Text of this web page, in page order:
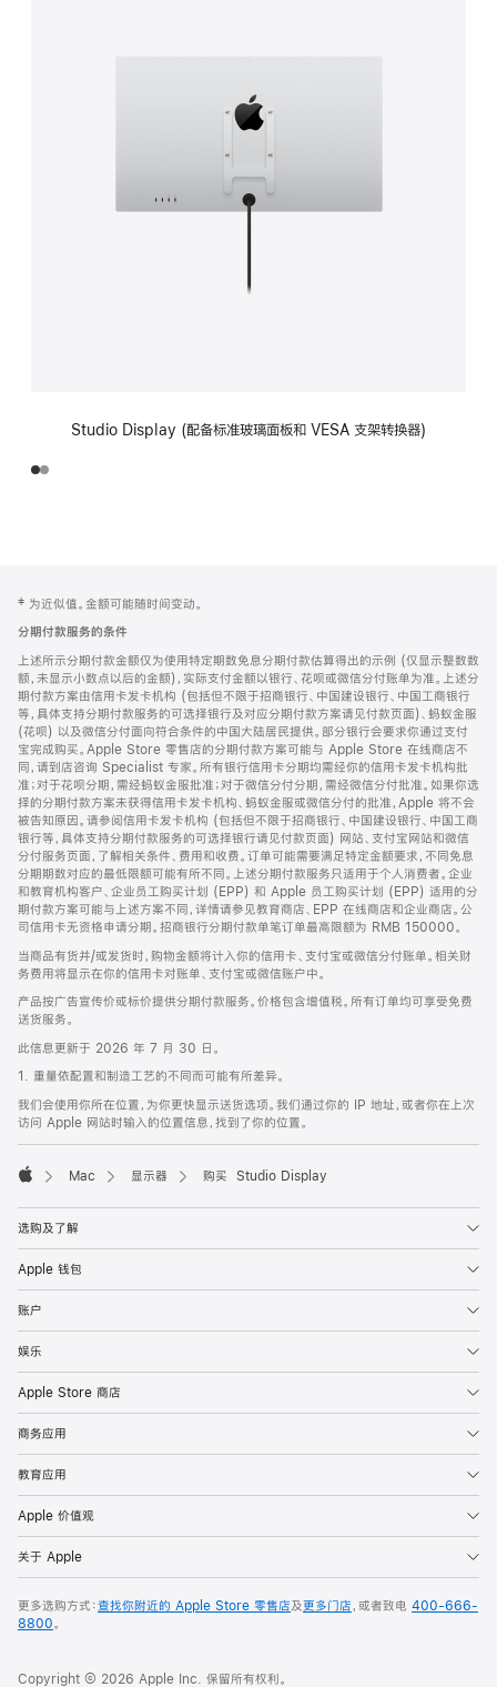
Studio Display (配备标准玻璃面板和 VESA 支架转换器)
页
页
脚
注
‡ 为近似值。金额可能随时间变动。
分期付款服务的条件
上述所示分期付款金额仅为使用特定期数免息分期付款估算得出的示例 (仅显示整数数
额，未显示小数点以后的金额)，实际支付金额以银行、花呗或微信分付账单为准。上述分
期付款方案由信用卡发卡机构 (包括但不限于招商银行、中国建设银行、中国工商银行
等，具体支持分期付款服务的可选择银行及对应分期付款方案请见付款页面)、蚂蚁金服
(花呗) 以及微信分付面向符合条件的中国大陆居民提供。部分银行会要求你通过支付
宝完成购买。Apple Store 零售店的分期付款方案可能与 Apple Store 在线商店不
同，请到店咨询 Specialist 专家。所有银行信用卡分期均需经你的信用卡发卡机构批
准；对于花呗分期，需经蚂蚁金服批准；对于微信分付分期，需经微信分付批准。如果你选
择的分期付款方案未获得信用卡发卡机构、蚂蚁金服或微信分付的批准，Apple 将不会
被告知原因。请参阅信用卡发卡机构 (包括但不限于招商银行、中国建设银行、中国工商
银行等，具体支持分期付款服务的可选择银行请见付款页面) 网站、支付宝网站和微信
分付服务页面，了解相关条件、费用和收费。订单可能需要满足特定金额要求，不同免息
分期期数对应的最低限额可能有所不同。上述分期付款服务只适用于个人消费者。企业
和教育机构客户、企业员工购买计划 (EPP) 和 Apple 员工购买计划 (EPP) 适用的分
期付款方案可能与上述方案不同，详情请参见教育商店、EPP 在线商店和企业商店。公
司信用卡无资格申请分期。招商银行分期付款单笔订单最高限额为 RMB 150000。
当商品有货并/或发货时，购物金额将计入你的信用卡、支付宝或微信分付账单。相关财
务费用将显示在你的信用卡对账单、支付宝或微信账户中。
产品按广告宣传价或标价提供分期付款服务。价格包含增值税。所有订单均可享受免费
送货服务。
此信息更新于 2026 年 7 月 30 日。
1. 重量依配置和制造工艺的不同而可能有所差异。
我们会使用你所在位置，为你更快显示送货选项。我们通过你的 IP 地址，或者你在上次
访问 Apple 网站时输入的位置信息，找到了你的位置。
Mac 显示器 购买 Studio Display
选购及了解
Apple 钱包
账户
娱乐
Apple Store 商店
商务应用
教育应用
Apple 价值观
关于 Apple
更多选购方式：查找你附近的 Apple Store 零售店及更多门店，或者致电 400-666-
8800。
Copyright © 2026 Apple Inc. 保留所有权利。